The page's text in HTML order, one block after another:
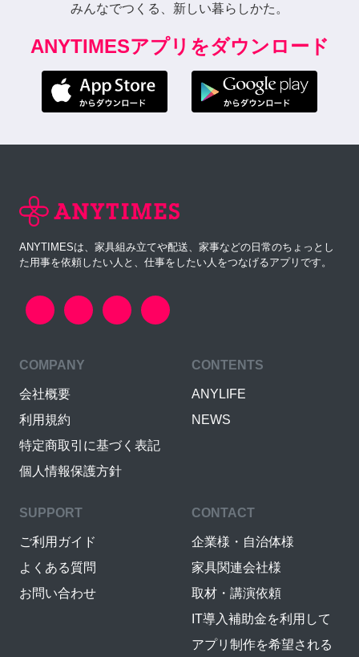
みんなでつくる、新しい暮らしかた。
ANYTIMESアプリをダウンロード
ANYTIMESは、家具組み立てや配送、家事などの日常のちょっとし
た用事を依頼したい人と、仕事をしたい人をつなげるアプリです。
COMPANY
会社概要
利用規約
特定商取引に基づく表記
個人情報保護方針
CONTENTS
ANYLIFE
NEWS
SUPPORT
ご利用ガイド
よくある質問
お問い合わせ
CONTACT
企業様・自治体様
家具関連会社様
取材・講演依頼
IT導入補助金を利用して
アプリ制作を希望される